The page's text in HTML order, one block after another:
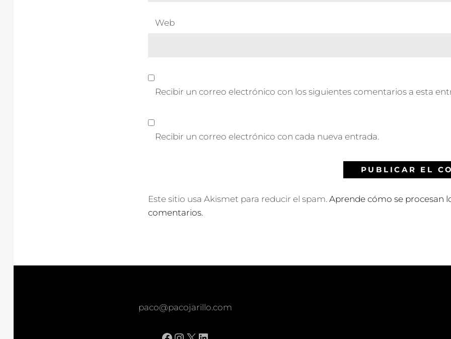
Web
Recibir un correo electrónico con los siguientes comentarios a esta
Recibir un correo electrónico con cada nueva entrada.
Este sitio usa Akismet para reducir el spam. Aprende cómo se procesan
comentarios.
paco@pacojarillo.com